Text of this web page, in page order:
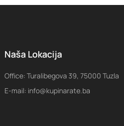
Naša Lokacija
Office: Turalibegova 39, 75000 Tuzla
E-mail: info@kupinarate.ba